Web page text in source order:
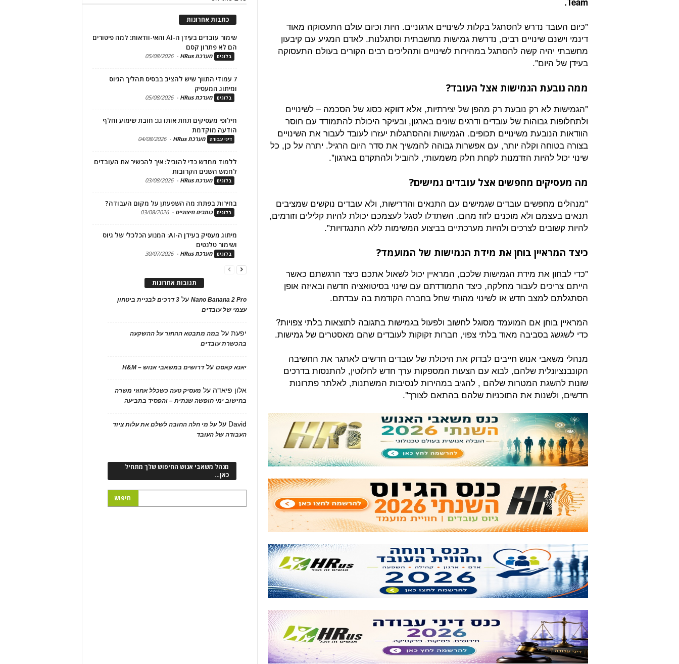
"כיום העובד נדרש להסתגל בקלות לשינויים ארגוניים. היות וכיום עולם התעסוקה מאוד
דינמי וישנם שינויים רבים, נדרשת גמישות מחשבתית וסתגלנות. לאדם המגיע עם קיבעון
מחשבתי יהיה קשה להסתגל במהירות לשינויים ותהליכים רבים הקורים בעולם התעסוקה
בעידן של היום".
ממה נובעת הגמישות אצל העובד?
"הגמישות לא רק נובעת רק מהפן של יצירתיות, אלא דווקא כסוג של הסכמה – לשינויים
ולתחלופות גבוהות של עובדים ודרגים שונים בארגון, ובעיקר היכולת להתמודד עם חוסר
הוודאות הנובעת משינויים תכופים. הגמישות וההסתגלות יעזרו לעובד לעבור את השינויים
בצורה בטוחה וקלה יותר, עם אפשרות גבוהה להמשיך את סדר היום הרגיל. יתרה על כן, כל
שינוי יכול להיות הזדמנות לקחת חלק משמעותי, להוביל ולהתקדם בארגון".
מה מעסיקים מחפשים אצל עובדים גמישים?
"מנהלים מחפשים עובדים שגמישים עם התנאים והדרישות, ולא עובדים נוקשים שמציבים
תנאים בעצמם ולא מוכנים לזוז מהם. השתדלו לסגל לעצמכם יכולת להיות קלילים וזורמים,
להיות קשובים לצרכים ולהיות מערכתיים בביצוע המשימות ללא התנגדויות".
כיצד המראיין בוחן את מידת הגמישות של המועמד?
"כדי לבחון את מידת הגמישות שלכם, המראיין יכול לשאול אתכם כיצד הרגשתם כאשר
הייתם צריכים לעבור מחלקה, כיצד התמודדתם עם שינוי בסיטואציה חדשה ובאיזה אופן
הסתגלתם למצב חדש או לשינוי מהותי שחל בחברה הקודמת בה עבדתם.
המראיין בוחן אם המועמד מסוגל לחשוב ולפעול בגמישות בתגובה לתוצאות בלתי צפויות?
כדי לשגשג בסביבה מאוד בלתי צפוי, חברות זקוקות לעובדים שהם מאסטרים של גמישות.
מנהלי משאבי אנוש חייבים לבדוק את היכולת של עובדים חדשים לאתגר את החשיבה
הקונבנציונלית שלהם, לבוא עם הצעות המספקות ערך חדש לחלוטין, להתנסות בדרכים
שונות להשגת המטרות שלהם , להגיב במהירות לנסיבות המשתנות, לאלתר פתרונות
חדשים, ולשנות את התוכניות שלהם בהתאם לצורך".
כתבות אחרונות
שימור עובדים בעידן ה-AI והאי-וודאות: למה פיטורים
הם לא פתרון קסם
בלוגים מערכת HRus -
05/08/2026
7 עמודי התווך שיש להציב בבסיס תהליך הגיוס
ומיתוג המעסיק
בלוגים מערכת HRus -
05/08/2026
חילופי מעסיקים תחת אותו גג: חובת שימוע וחלף
הודעה מוקדמת
דיני עבודה מערכת HRus -
04/08/2026
ללמוד מחדש כדי להוביל: איך להכשיר את העובדים
לחמש השנים הקרובות
בלוגים מערכת HRus -
03/08/2026
בחירות בפתח: מה השפעתן על מקום העבודה?
בלוגים כותבים חיצוניים -
03/08/2026
מיתוג מעסיק בעידן ה-AI: המנוע הכלכלי של גיוס
ושימור טלנטים
בלוגים מערכת HRus -
30/07/2026
תגובות אחרונות
Nano Banana 2 Proעל 3 דרכים לבניית ביטחון
עצמי של עובדים
יפעתעל במה מתבטא ההחזר על ההשקעה
בהכשרת עובדים
יאנא קאסםעלדרושים במשאבי אנוש – H&M
אלון פיאדה על מעסיק טעה כשכלל אחוזי משרה
בחישוב ימי חופשה שנתית – והפסיד בתביעה
David עלעל מי חלה החובה לשלם את עלות ציוד
העבודה של העובד
מנהל משאבי אנוש החיפוש שלך מתחיל
כאן…